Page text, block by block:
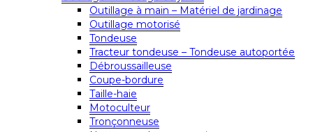
Outillage à main – Matériel de jardinage
Outillage motorisé
Tondeuse
Tracteur tondeuse – Tondeuse autoportée
Débroussailleuse
Coupe-bordure
Taille-haie
Motoculteur
Tronçonneuse